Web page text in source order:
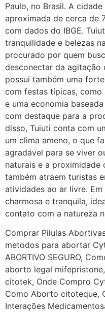
Paulo, no Brasil. A
aproximada de cerca de
com dados do IBGE.
tranquilidade e belezas
procurado por quem
desconectar da agitação
possui também uma
com festas típicas, como
e uma economia
com destaque para a
disso, Tuiuti conta com
um clima ameno, o que
agradável para se viver
naturais e a proximidade
também atraem turistas
atividades ao ar livre.
charmosa e tranquila,
contato com a natureza
Comprar Pilulas
metodos para abortar
ABORTIVO SEGURO,
aborto legal
citotek, Onde Compro
Como Aborto citoteque,
Interações
áreas
22/05/
Helly
em
Entao
22/05/
G
http://
quem
depois
22/05/
http://
Deve
22/05/